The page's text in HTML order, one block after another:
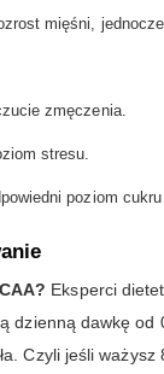
mięśni,
zmęczenia.
stresu.
poziom cukru
Eksperci
dzienną dawkę od
Czyli jeśli